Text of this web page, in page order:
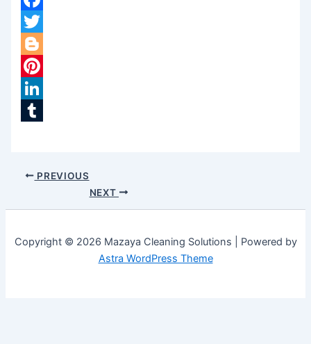
Facebook
Twitter
Blogger
Pinterest
LinkedIn
PREVIOUS
NEXT
Copyright © 2026 Mazaya Cleaning Solutions | Powered by
Astra WordPress Theme